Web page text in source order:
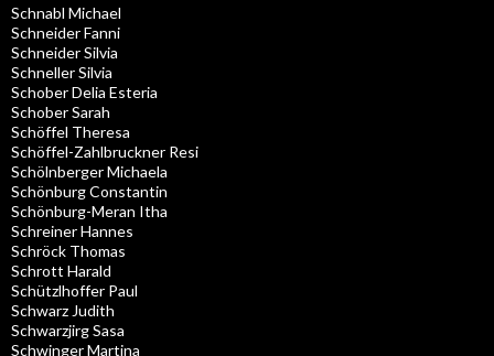
Schnabl Michael
Schneider Fanni
Schneider Silvia
Schneller Silvia
Schober Delia Esteria
Schober Sarah
Schöffel Theresa
Schöffel-Zahlbruckner Resi
Schölnberger Michaela
Schönburg Constantin
Schönburg-Meran Itha
Schreiner Hannes
Schröck Thomas
Schrott Harald
Schützlhoffer Paul
Schwarz Judith
Schwarzjirg Sasa
Schwinger Martina